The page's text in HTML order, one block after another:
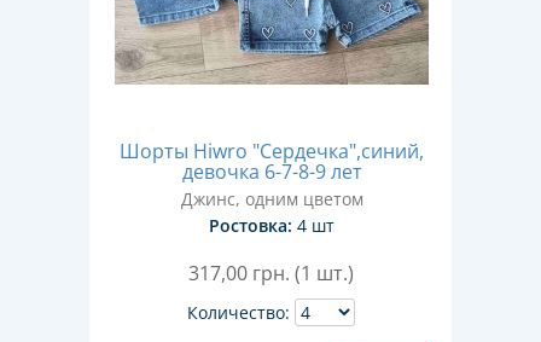
Шорты Hiwro "Сердечка",синий,
девочка 6-7-8-9 лет
Джинс, одним цветом
Ростовка: 4 шт
317,00 грн. (1 шт.)
Количество: